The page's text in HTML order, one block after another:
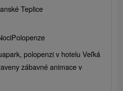
Teplice
Polopenze
polopenzi v hotelu Veľká
zábavné animace v